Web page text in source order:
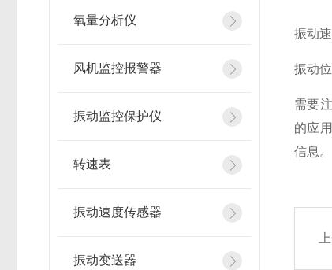
氧量分析仪
风机监控报警器
振动监控保护仪
转速表
振动速度传感器
振动变送器
振动
振动
需要
的应
信息。